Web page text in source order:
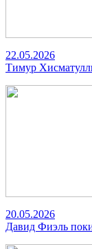
22.05.2026
Тимур
20.05.2026
Давид Фиэль